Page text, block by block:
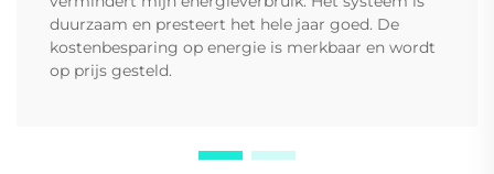
duurzaam en presteert het hele jaar goed. De
kostenbesparing op energie is merkbaar en wordt
op prijs gesteld.